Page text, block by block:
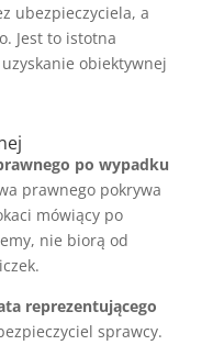
ubezpieczyciela, a
Jest to istotna
obiektywnej
po wypadku
prawnego pokrywa
mówiący po
nie biorą od
reprezentującego
sprawcy.